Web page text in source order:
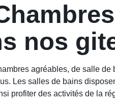
nos
agréables, de salle
Les salles de bains
profiter des activités de la